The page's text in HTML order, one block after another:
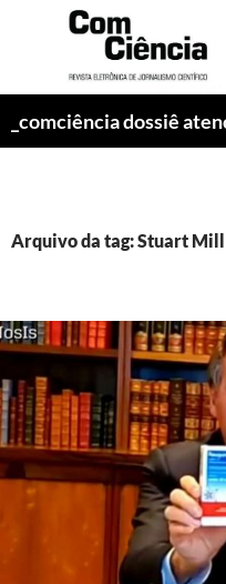
_comciência dossiê
Arquivo da tag: Stuart Mill